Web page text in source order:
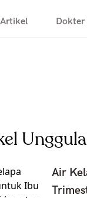
Artikel Dokter
Air